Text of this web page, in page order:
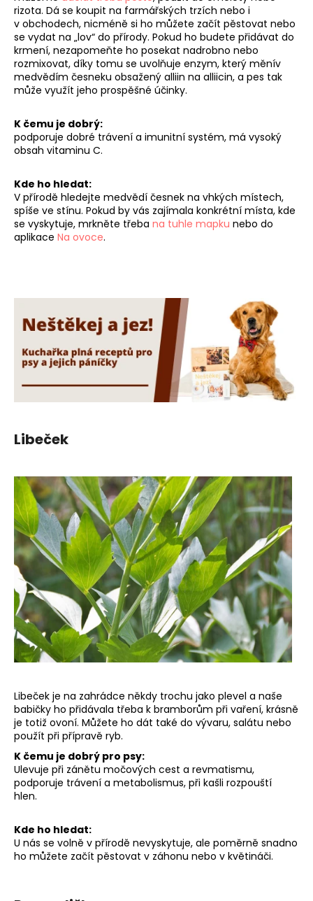
rizota. Dá se koupit na farmářských trzích nebo i
v obchodech, nicméně si ho můžete začít pěstovat nebo
se vydat na „lov“ do přírody. Pokud ho budete přidávat do
krmení, nezapomeňte ho posekat nadrobno nebo
rozmixovat, díky tomu se uvolňuje enzym, který měnív
medvědím česneku obsažený alliin na alliicin, a pes tak
může využít jeho prospěšné účinky.
K čemu je dobrý:
podporuje dobré trávení a imunitní systém, má vysoký
obsah vitaminu C.
Kde ho hledat:
V přírodě hledejte medvědí česnek na vhkých místech,
spíše ve stínu. Pokud by vás zajímala konkrétní místa, kde
se vyskytuje, mrkněte třeba na tuhle mapku nebo do
aplikace Na ovoce.
Libeček
Libeček je na zahrádce někdy trochu jako plevel a naše
babičky ho přidávala třeba k bramborům při vaření, krásně
je totiž ovoní. Můžete ho dát také do vývaru, salátu nebo
použít při přípravě ryb.
K čemu je dobrý pro psy:
Ulevuje při zánětu močových cest a revmatismu,
podporuje trávení a metabolismus, při kašli rozpouští
hlen.
Kde ho hledat:
U nás se volně v přírodě nevyskytuje, ale poměrně snadno
ho můžete začít pěstovat v záhonu nebo v květináči.
e
m
e